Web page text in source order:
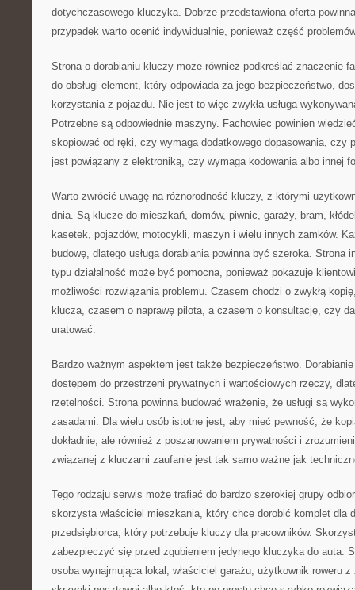
dotychczasowego kluczyka. Dobrze przedstawiona oferta
przypadek warto ocenić indywidualnie, ponieważ część
Strona o dorabianiu kluczy może również podkreślać znaczenie
do obsługi element, który odpowiada za jego bezpieczeństwo,
korzystania z pojazdu. Nie jest to więc zwykła usługa
Potrzebne są odpowiednie maszyny. Fachowiec powinien
skopiować od ręki, czy wymaga dodatkowego dopasowania, czy
jest powiązany z elektroniką, czy wymaga kodowania albo innej
Warto zwrócić uwagę na różnorodność kluczy, z którymi
dnia. Są klucze do mieszkań, domów, piwnic, garaży, bram,
kasetek, pojazdów, motocykli, maszyn i wielu innych zamków.
budowę, dlatego usługa dorabiania powinna być szeroka. Strona
typu działalność może być pomocna, ponieważ pokazuje
możliwości rozwiązania problemu. Czasem chodzi o zwykłą
klucza, czasem o naprawę pilota, a czasem o konsultację, czy
uratować.
Bardzo ważnym aspektem jest także bezpieczeństwo.
dostępem do przestrzeni prywatnych i wartościowych rzeczy,
rzetelności. Strona powinna budować wrażenie, że usługi są
zasadami. Dla wielu osób istotne jest, aby mieć pewność, że
dokładnie, ale również z poszanowaniem prywatności i
związanej z kluczami zaufanie jest tak samo ważne jak
Tego rodzaju serwis może trafiać do bardzo szerokiej grupy
skorzysta właściciel mieszkania, który chce dorobić komplet dla
przedsiębiorca, który potrzebuje kluczy dla pracowników.
zabezpieczyć się przed zgubieniem jedynego kluczyka do auta.
osoba wynajmująca lokal, właściciel garażu, użytkownik roweru